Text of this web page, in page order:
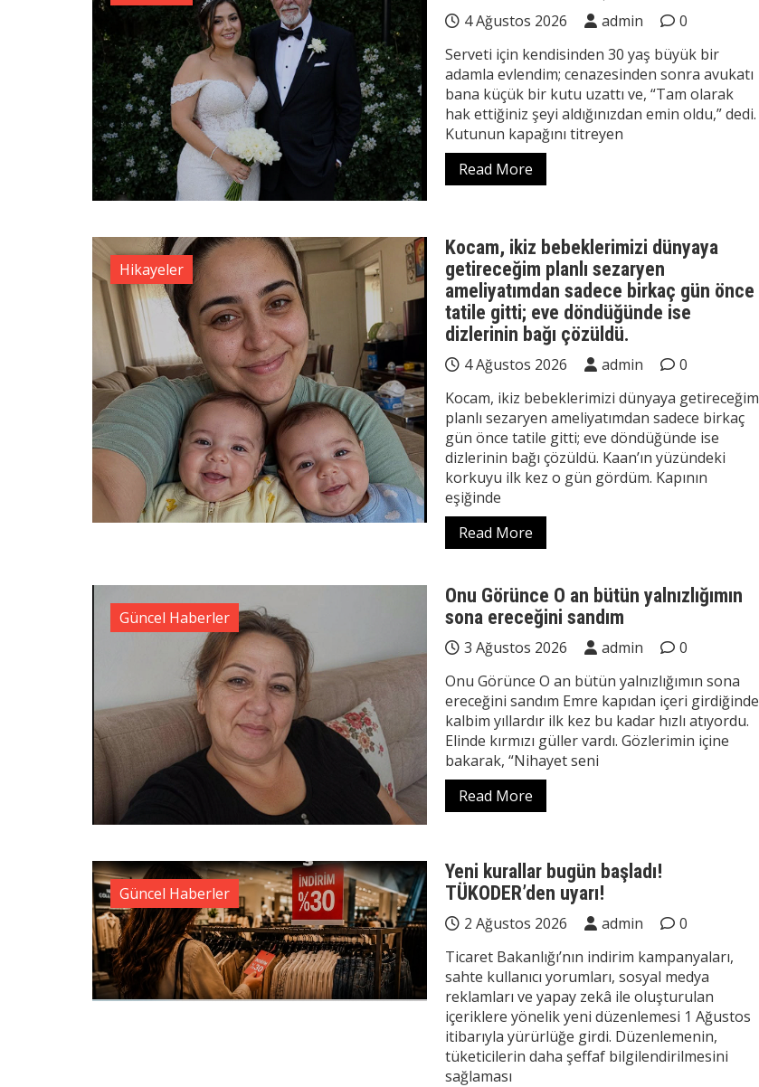
4 Ağustos 2026 admin
0
Serveti için kendisinden 30 yaş büyük bir
adamla evlendim; cenazesinden sonra avukatı
bana küçük bir kutu uzattı ve, “Tam olarak
hak ettiğiniz şeyi aldığınızdan emin oldu,” dedi.
Kutunun kapağını titreyen
Read More
Hikayeler
Kocam, ikiz bebeklerimizi dünyaya
getireceğim planlı sezaryen
ameliyatımdan sadece birkaç gün önce
tatile gitti; eve döndüğünde ise
dizlerinin bağı çözüldü.
4 Ağustos 2026 admin
0
Kocam, ikiz bebeklerimizi dünyaya getireceğim
planlı sezaryen ameliyatımdan sadece birkaç
gün önce tatile gitti; eve döndüğünde ise
dizlerinin bağı çözüldü. Kaan’ın yüzündeki
korkuyu ilk kez o gün gördüm. Kapının
eşiğinde
Read More
Güncel Haberler
Onu Görünce O an bütün yalnızlığımın
sona ereceğini sandım
3 Ağustos 2026 admin
0
Onu Görünce O an bütün yalnızlığımın sona
ereceğini sandım Emre kapıdan içeri girdiğinde
kalbim yıllardır ilk kez bu kadar hızlı atıyordu.
Elinde kırmızı güller vardı. Gözlerimin içine
bakarak, “Nihayet seni
Read More
Güncel Haberler
Yeni kurallar bugün başladı!
TÜKODER’den uyarı!
2 Ağustos 2026 admin
0
Ticaret Bakanlığı’nın indirim kampanyaları,
sahte kullanıcı yorumları, sosyal medya
reklamları ve yapay zekâ ile oluşturulan
içeriklere yönelik yeni düzenlemesi 1 Ağustos
itibarıyla yürürlüğe girdi. Düzenlemenin,
tüketicilerin daha şeffaf bilgilendirilmesini
sağlaması